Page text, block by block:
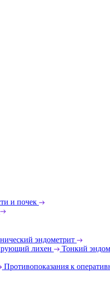
и почек
эндометрит
лихен Тонкий
Противопоказания к